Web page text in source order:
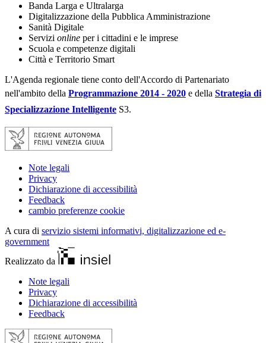
Banda Larga e Ultralarga
Digitalizzazione della Pubblica Amministrazione
Sanità Digitale
Servizi online per i cittadini e le imprese
Scuola e competenze digitali
Città e Territorio Smart
L'Agenda regionale tiene conto dell'Accordo di Partenariato
nell'ambito della Programmazione 2014 - 2020 e della Strategia di
Specializzazione Intelligente S3.
Note legali
Privacy
Dichiarazione di accessibilità
Feedback
cambio preferenze cookie
A cura di servizio sistemi informativi, digitalizzazione ed e-
government
Realizzato da
Note legali
Privacy
Dichiarazione di accessibilità
Feedback